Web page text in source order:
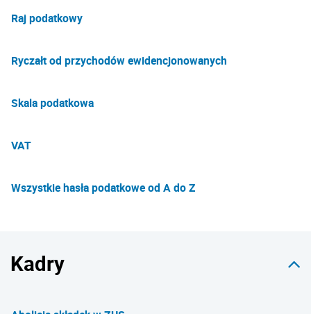
Raj podatkowy
Ryczałt od przychodów ewidencjonowanych
Skala podatkowa
VAT
Wszystkie hasła podatkowe od A do Z
Kadry